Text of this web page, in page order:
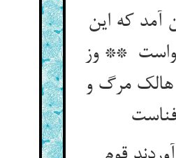
آمد که این
** وز
مرگ و